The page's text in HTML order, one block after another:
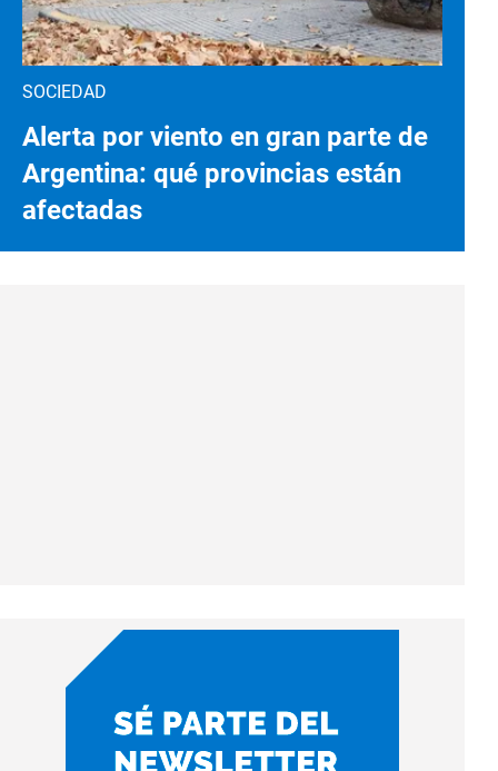
SOCIEDAD
Alerta por viento en gran parte de
Argentina: qué provincias están
afectadas